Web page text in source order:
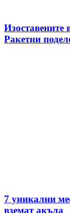
Изоставените
Ракетни
7 уникални
вземат акъла